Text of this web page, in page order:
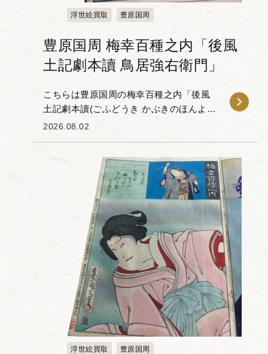
浮世絵買取 豊原国周
豊原国周 梅幸百種之内「後風
土記劇本讀 鳥居強右衛門」
こちらは豊原国周の梅幸百種之内「後風
土記劇本讀(ごふどうき かぶきのほんよ
み)鳥居強右衛門(とりい すねえもん)」で
2026.08.02
浮世絵買取 豊原国周